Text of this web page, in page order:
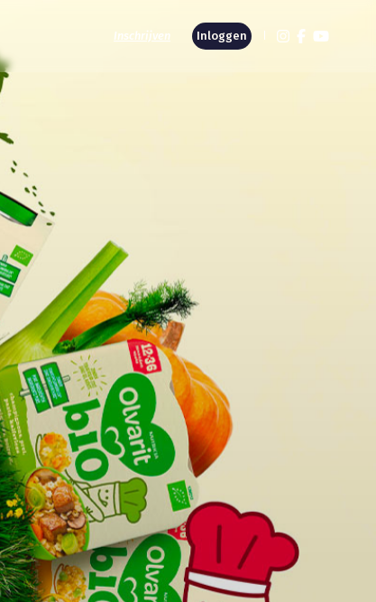
Inschrijven Inloggen